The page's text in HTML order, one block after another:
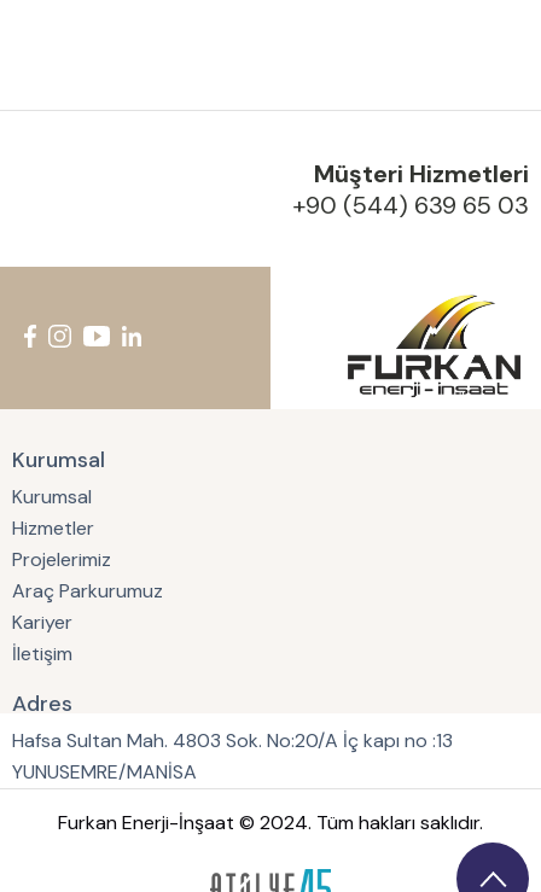
Müşteri Hizmetleri
+90 (544) 639 65 03
Kurumsal
Kurumsal
Hizmetler
Projelerimiz
Araç Parkurumuz
Kariyer
İletişim
Adres
Hafsa Sultan Mah. 4803 Sok. No:20/A İç kapı no :13
YUNUSEMRE/MANİSA
Furkan Enerji-İnşaat © 2024. Tüm hakları saklıdır.